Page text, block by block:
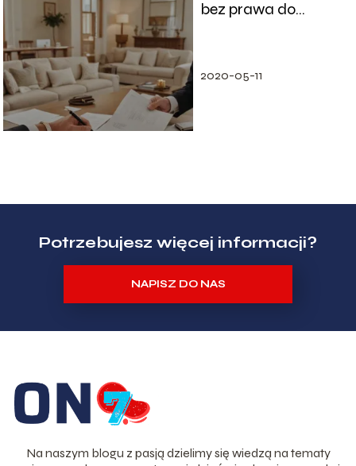
bez prawa do
2020-05-11
Potrzebujesz więcej informacji?
NAPISZ DO NAS
Na naszym blogu z pasją dzielimy się wiedzą na tematy